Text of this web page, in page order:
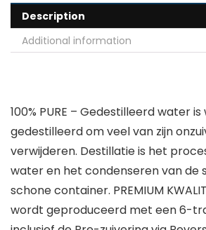
Description
Additional information
100% PURE – Gedestilleerd water
gedestilleerd om veel van zijn
verwijderen. Destillatie is het
water en het condenseren van de
schone container. PREMIUM
wordt geproduceerd met een 6-